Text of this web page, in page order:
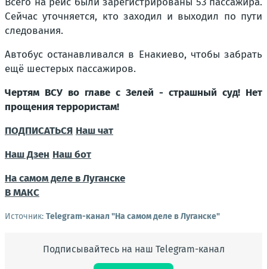
Сейчас уточняется, кто заходил и выходил по пути
следования.
Автобус останавливался в Енакиево, чтобы забрать
ещё шестерых пассажиров.
Чертям ВСУ во главе с Зелей - страшный суд! Нет
прощения террористам!
ПОДПИСАТЬСЯ Наш чат
Наш Дзен Наш бот
На самом деле в Луганске
В МАКС
Источник: Telegram-канал "На самом деле в Луганске"
Подписывайтесь на наш Telegram-канал